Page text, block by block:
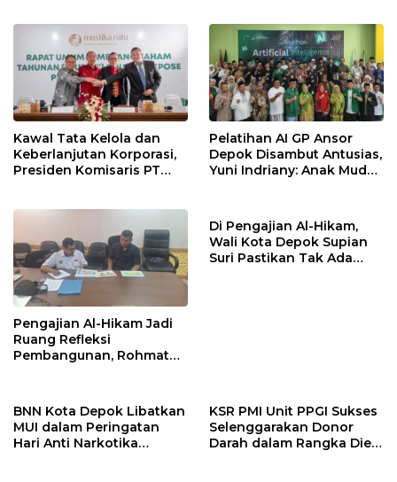
Menggunakan
PRIMAGEN.id
Manfaat Tanpa Batas
Kawal Tata Kelola dan
Keberlanjutan Korporasi,
Presiden Komisaris PT
Pelatihan AI GP Ansor
Depok Disambut Antusias,
Yuni Indriany: Anak Muda
Pengajian Al-Hikam Jadi
Ruang Refleksi
Pembangunan, Rohmat
Di Pengajian Al-Hikam,
Wali Kota Depok Supian
Suri Pastikan Tak Ada
BNN Kota Depok Libatkan
MUI dalam Peringatan
Hari Anti Narkotika
KSR PMI Unit PPGI Sukses
Selenggarakan Donor
Darah dalam Rangka Dies